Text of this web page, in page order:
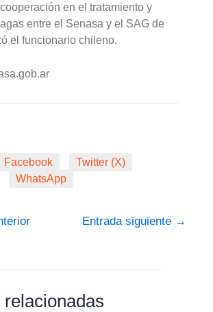
en el tratamiento y
entre el Senasa y el SAG de
el funcionario chileno.
Facebook
Twitter (X)
WhatsApp
Entrada siguiente →
relacionadas